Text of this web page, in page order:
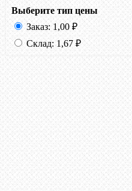
Выберите тип цены
Заказ: 1,00 ₽
Склад: 1,67 ₽